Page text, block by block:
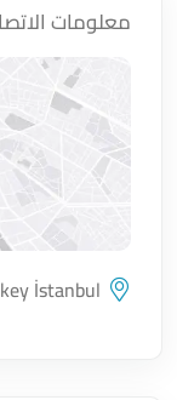
معلومات
İstanbul